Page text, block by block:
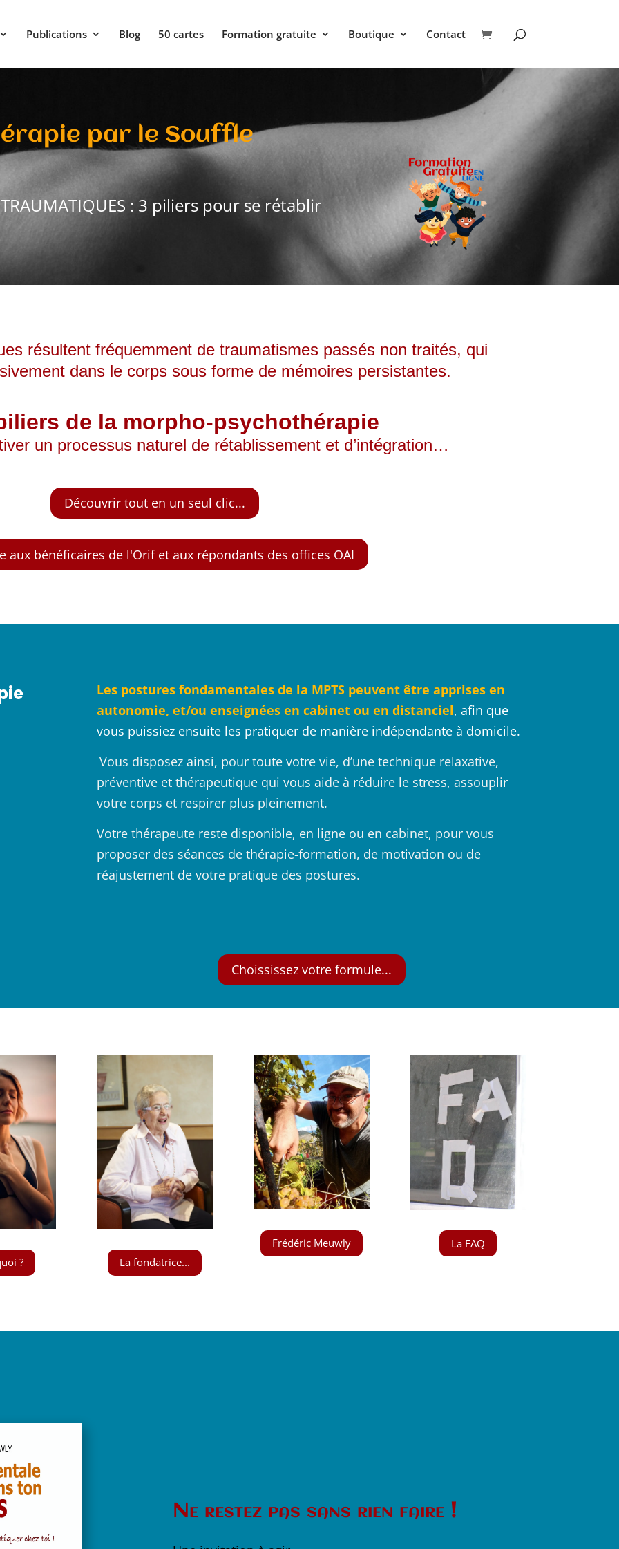
Publications Blog 50 cartes Formation gratuite Boutique Contact
par le Souffle
TRAUMATIQUES : 3 piliers pour se rétablir
résultent fréquemment de traumatismes passés non traités, qui
dans le corps sous forme de mémoires persistantes.
de la morpho‑psychothérapie
un processus naturel de rétablissement et d’intégration…
Découvrir tout en un seul clic...
aux bénéficaires de l'Orif et aux répondants des offices OAI
Les postures fondamentales de la MPTS peuvent être apprises en
autonomie, et/ou enseignées en cabinet ou en distanciel, afin que
vous puissiez ensuite les pratiquer de manière indépendante à domicile.
Vous disposez ainsi, pour toute votre vie, d’une technique relaxative,
préventive et thérapeutique qui vous aide à réduire le stress, assouplir
votre corps et respirer plus pleinement.
Votre thérapeute reste disponible, en ligne ou en cabinet, pour vous
proposer des séances de thérapie-formation, de motivation ou de
réajustement de votre pratique des postures.
Choississez votre formule...
? La fondatrice...
Frédéric Meuwly La FAQ
Ne restez pas sans rien faire !